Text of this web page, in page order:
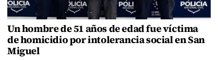
Un hombre de 51 años de edad fue víctima
de homicidio por intolerancia social en San
Miguel